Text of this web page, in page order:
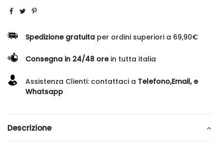
Spedizione gratuita per ordini superiori a 69,90€
Consegna in 24/48 orein tutta italia
Assistenza Clienti: contattaci a Telefono,Email, e
Whatsapp
Descrizione